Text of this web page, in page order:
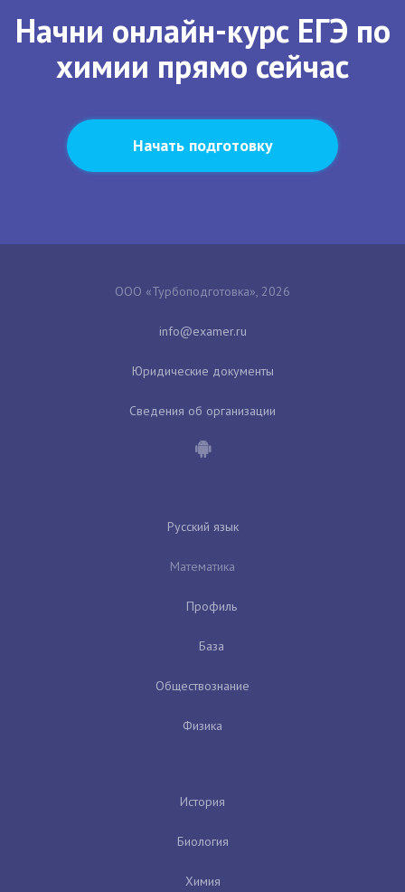
Начни онлайн-курс ЕГЭ по
химии прямо сейчас
Начать подготовку
ООО «Турбоподготовка», 2026
Юридические документы
Сведения об организации
Русский язык
Математика
Профиль
База
Обществознание
Физика
История
Биология
Химия